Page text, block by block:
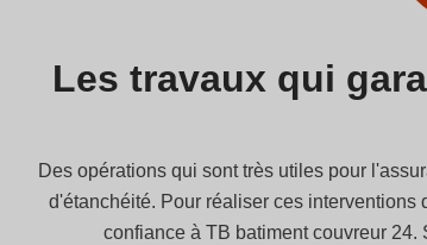
Les travaux qui
Des opérations qui sont très utiles pour
d'étanchéité. Pour réaliser ces
confiance à TB batiment couvreur